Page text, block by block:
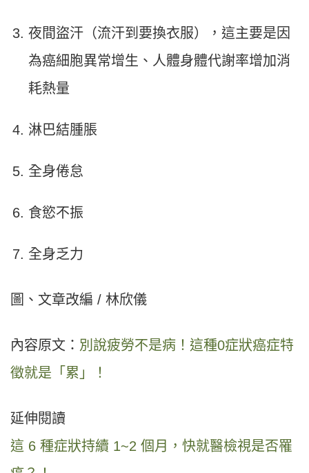
夜間盜汗（流汗到要換衣服），這主要是因
為癌細胞異常增生、人體身體代謝率增加消
耗熱量
淋巴結腫脹
全身倦怠
食慾不振
全身乏力
圖、文章改編 / 林欣儀
內容原文： 別說疲勞不是病！這種0症狀癌症特
徵就是「累」！
延伸閱讀
這 6 種症狀持續 1~2 個月，快就醫檢視是否罹